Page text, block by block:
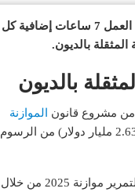
تواجه موازنة فرنسا الوطنية أزمة خانقة دفعت المشرعين إلى اقتراح قانون يُلزم الفرنسيين العمل 7 ساعات إضافية كل
بالديون.
بالديون
من مشروع قانون
الموازنة
النهائي ما زالت قائمة. وإذا تم تنفيذ الاقتراح، سيُتوقع أن يولِّد نحو 2.5 مليار يورو (ما يعادل 2.63 مليار دولار) من الرسوم
تأتي هذه الخطوة في وقت يسعى فيه الائتلاف الحاكم بقيادة رئيس الوزراء ميشيل بارنييه، لتمرير موازنة 2025 من خلال